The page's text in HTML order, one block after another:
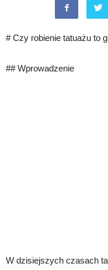
# Czy robienie tatuażu to
## Wprowadzenie
W dzisiejszych czasach